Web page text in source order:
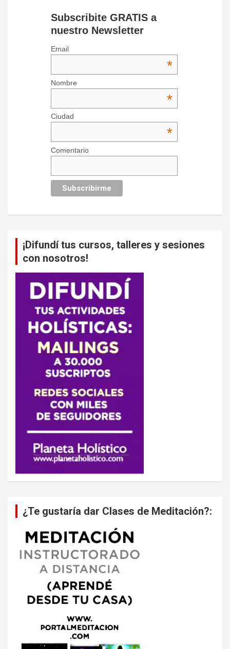
Subscribite GRATIS a
nuestro Newsletter
Email
*
Nombre
*
Ciudad
*
Comentario
¡Difundí tus cursos, talleres y sesiones
con nosotros!
¿Te gustaría dar Clases de Meditación?: